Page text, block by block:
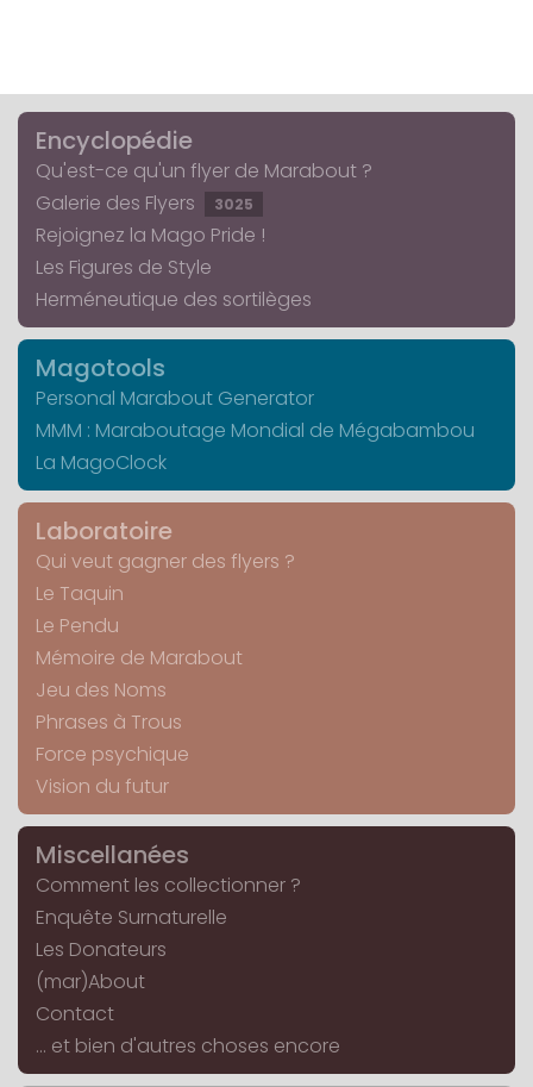
Encyclopédie
Qu'est-ce qu'un flyer de Marabout ?
Galerie des Flyers
3025
Rejoignez la Mago Pride !
Les Figures de Style
Herméneutique des sortilèges
Magotools
Personal Marabout Generator
MMM : Maraboutage Mondial de Mégabambou
La MagoClock
Laboratoire
Qui veut gagner des flyers ?
Le Taquin
Le Pendu
Mémoire de Marabout
Jeu des Noms
Phrases à Trous
Force psychique
Vision du futur
Miscellanées
Comment les collectionner ?
Enquête Surnaturelle
Les Donateurs
(mar)About
Contact
... et bien d'autres choses encore